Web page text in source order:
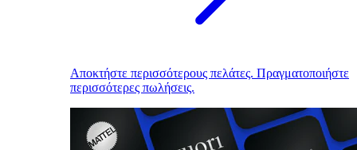
Αποκτήστε περισσότερους πελάτες. Πραγματοποιήστε
περισσότερες πωλήσεις.